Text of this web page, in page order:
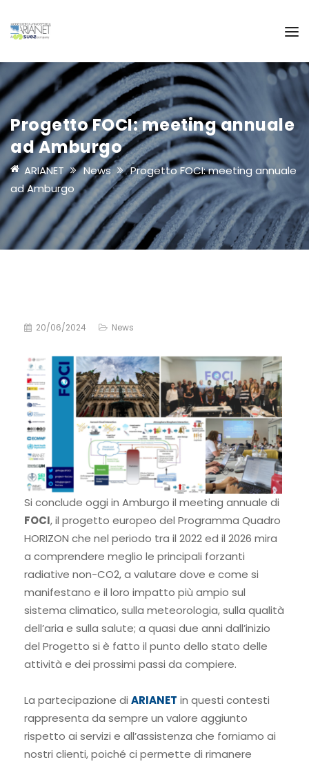
Progetto FOCI: meeting annuale
ad Amburgo
ARIANET News
Progetto FOCI: meeting annuale
ad Amburgo
20/06/2024 News
Si conclude oggi in Amburgo il meeting annuale di
FOCI, il progetto europeo del Programma Quadro
HORIZON che nel periodo tra il 2022 ed il 2026 mira
a comprendere meglio le principali forzanti
radiative non-CO2, a valutare dove e come si
manifestano e il loro impatto più ampio sul
sistema climatico, sulla meteorologia, sulla qualità
dell’aria e sulla salute; a quasi due anni dall’inizio
del Progetto si è fatto il punto dello stato delle
attività e dei prossimi passi da compiere.
La partecipazione di ARIANET in questi contesti
rappresenta da sempre un valore aggiunto
rispetto ai servizi e all’assistenza che forniamo ai
nostri clienti, poiché ci permette di rimanere